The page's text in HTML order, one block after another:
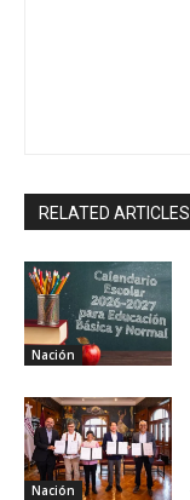
RELATED ARTICLES
Nación
Nación